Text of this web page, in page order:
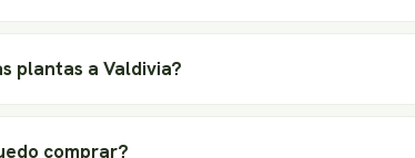
plantas a Valdivia?
comprar?